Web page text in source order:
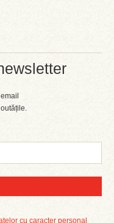
cu caracter personal